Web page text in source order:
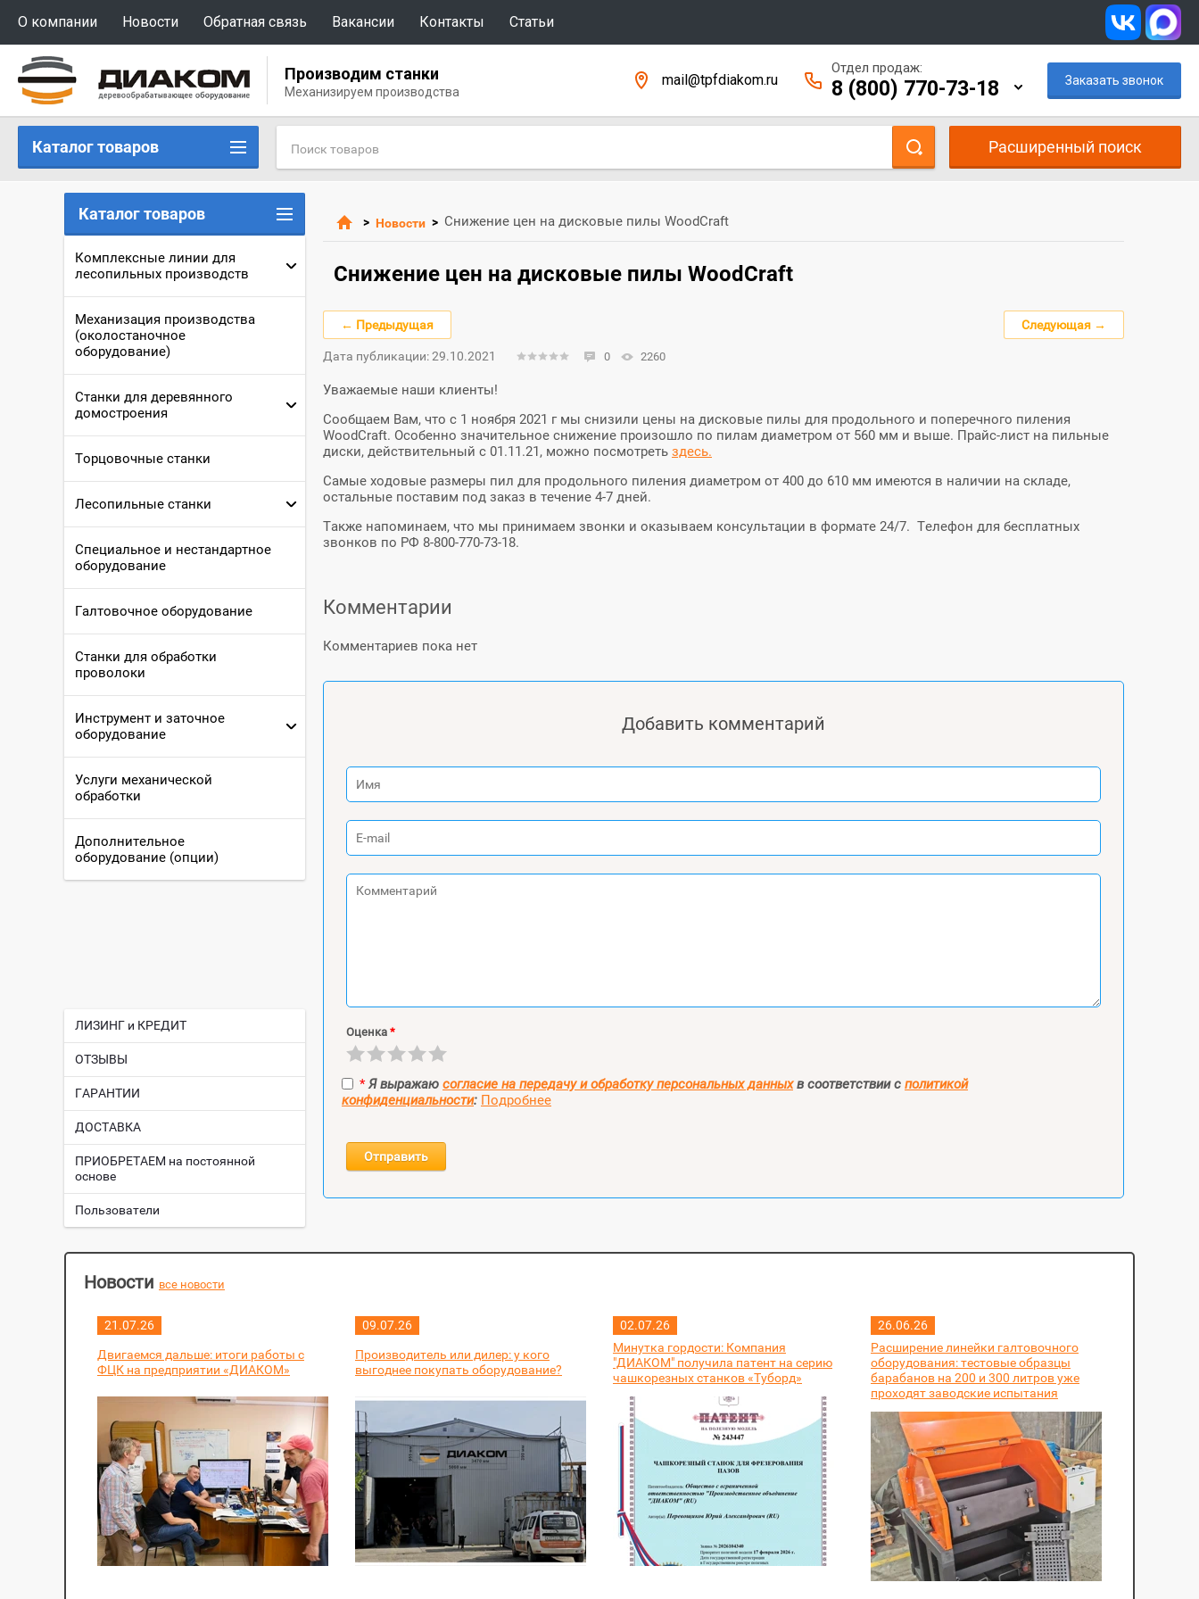
О компании Новости Обратная связь Вакансии Контакты Статьи
Производим станки
Механизируем производства
mail@tpfdiakom.ru
Отдел продаж:
8 (800) 770-73-18 Заказать звонок
Каталог товаров Расширенный поиск
> Новости > Снижение цен на дисковые пилы WoodCraft
Снижение цен на дисковые пилы WoodCraft
← Предыдущая Следующая →
Дата публикации: 29.10.2021 0 2260
Уважаемые наши клиенты!
Сообщаем Вам, что с 1 ноября 2021 г мы снизили цены на дисковые пилы для продольного и поперечного пиления
WoodCraft. Особенно значительное снижение произошло по пилам диаметром от 560 мм и выше. Прайс-лист на пильные
диски, действительный с 01.11.21, можно посмотреть здесь.
Самые ходовые размеры пил для продольного пиления диаметром от 400 до 610 мм имеются в наличии на складе,
остальные поставим под заказ в течение 4-7 дней.
Также напоминаем, что мы принимаем звонки и оказываем консультации в формате 24/7. Телефон для бесплатных
звонков по РФ 8-800-770-73-18.
Комментарии
Комментариев пока нет
Добавить комментарий
Оценка *
* Я выражаю согласие на передачу и обработку персональных данныхв соответствии с политикой
конфиденциальности: Подробнее
Отправить
Каталог товаров
Комплексные линии для
лесопильных производств
Механизация производства
(околостаночное
оборудование)
Станки для деревянного
домостроения
Торцовочные станки
Лесопильные станки
Специальное и нестандартное
оборудование
Галтовочное оборудование
Станки для обработки
проволоки
Инструмент и заточное
оборудование
Услуги механической
обработки
Дополнительное
оборудование (опции)
ЛИЗИНГ и КРЕДИТ
ОТЗЫВЫ
ГАРАНТИИ
ДОСТАВКА
ПРИОБРЕТАЕМ на постоянной
основе
Пользователи
Новости все новости
21.07.26
Двигаемся дальше: итоги работы с
ФЦК на предприятии «ДИАКОМ»
09.07.26
Производитель или дилер: у кого
выгоднее покупать оборудование?
02.07.26
Минутка гордости: Компания
"ДИАКОМ" получила патент на серию
чашкорезных станков «Туборд»
26.06.26
Расширение линейки галтовочного
оборудования: тестовые образцы
барабанов на 200 и 300 литров уже
проходят заводские испытания